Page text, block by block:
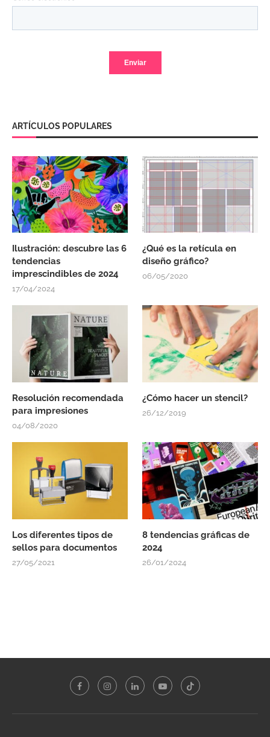
ARTÍCULOS POPULARES
Ilustración: descubre las 6
tendencias
imprescindibles de 2024
17/04/2024
¿Qué es la retícula en
diseño gráfico?
06/05/2020
Resolución recomendada
para impresiones
04/08/2020
¿Cómo hacer un stencil?
26/12/2019
Los diferentes tipos de
sellos para documentos
27/05/2021
8 tendencias gráficas de
2024
26/01/2024